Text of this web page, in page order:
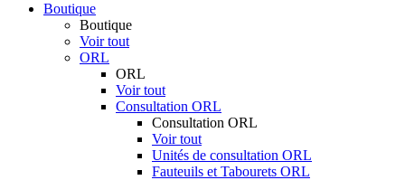
Boutique
Boutique
Voir tout
ORL
ORL
Voir tout
Consultation ORL
Consultation ORL
Voir tout
Unités de consultation ORL
Fauteuils et Tabourets ORL